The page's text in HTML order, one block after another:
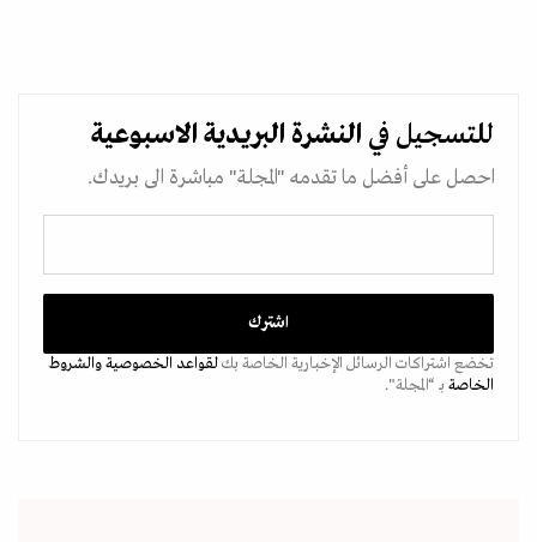
للتسجيل في النشرة البريدية الاسبوعية
احصل على أفضل ما تقدمه "المجلة" مباشرة الى بريدك.
تخضع اشتراكات الرسائل الإخبارية الخاصة بكلقواعد الخصوصيةوالشروط
الخاصة بـ “المجلة".